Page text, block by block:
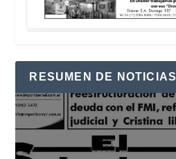
RESUMEN DE NOTICIAS
Reproductor
de
vídeo